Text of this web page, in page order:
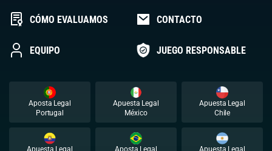
CÓMO EVALUAMOS
EQUIPO
CONTACTO
JUEGO RESPONSABLE
Aposta Legal
Portugal
Apuesta Legal
México
Apuesta Legal
Chile